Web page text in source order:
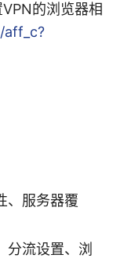
的浏览器相
、服务器覆
分流设置、浏